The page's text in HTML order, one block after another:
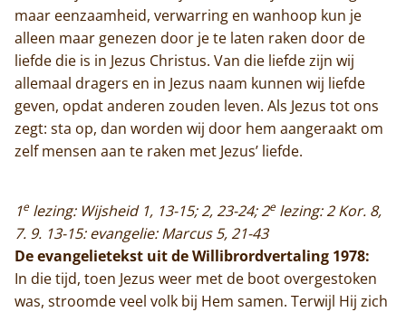
Actueel
Monnik worden
Contact
maar eenzaamheid, verwarring en wanhoop kun je
alleen maar genezen door je te laten raken door de
liefde die is in Jezus Christus. Van die liefde zijn wij
allemaal dragers en in Jezus naam kunnen wij liefde
geven, opdat anderen zouden leven. Als Jezus tot ons
zegt: sta op, dan worden wij door hem aangeraakt om
zelf mensen aan te raken met Jezus’ liefde.
1elezing: Wijsheid 1, 13-15; 2, 23-24; 2elezing: 2 Kor. 8,
7. 9. 13-15: evangelie: Marcus 5, 21-43
De evangelietekst uit de Willibrordvertaling 1978:
In die tijd, toen Jezus weer met de boot overgestoken
was, stroomde veel volk bij Hem samen. Terwijl Hij zich